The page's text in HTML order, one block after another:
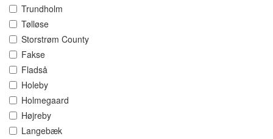
Trundholm
Tølløse
Storstrøm County
Fakse
Fladså
Holeby
Holmegaard
Højreby
Langebæk